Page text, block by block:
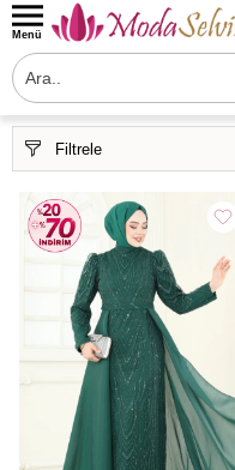
Menü
Filtrele